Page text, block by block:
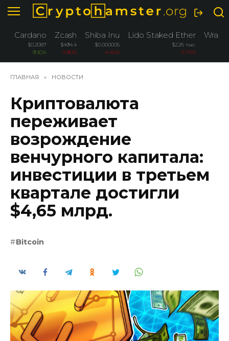
Перейти
содержанию
Cardano
$0.2087
9.30%
Zcash
$494.4
-4.90%
Shiba Inu
$0.000005
-4.40%
Lido Staked Ether
$2.26 тыс.
-3.76%
ГЛАВНАЯ » НОВОСТИ
Криптовалюта
переживает
возрождение
венчурного капитала:
инвестиции в третьем
квартале достигли
$4,65 млрд.
Bitcoin